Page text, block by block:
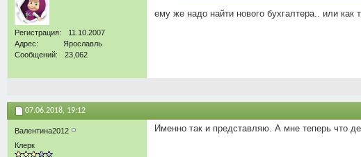
Регистрация
11.10.2007
Адрес
Ярославль
Сообщений
23,062
ему же надо найти нового бухгалтера.. или как
07.06.2018, 19:12
Валентина2012
Клерк
Именно так и представляю. А мне теперь что